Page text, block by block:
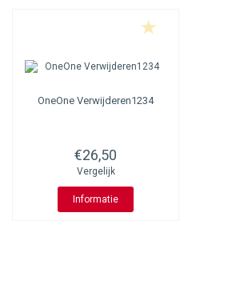
OneOne Verwijderen1234
€26,50
Vergelijk
Informatie